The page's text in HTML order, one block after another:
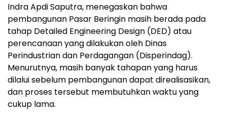
Indra Apdi Saputra, menegaskan bahwa
pembangunan Pasar Beringin masih berada pada
tahap Detailed Engineering Design (DED) atau
perencanaan yang dilakukan oleh Dinas
Perindustrian dan Perdagangan (Disperindag).
Menurutnya, masih banyak tahapan yang harus
dilalui sebelum pembangunan dapat direalisasikan,
dan proses tersebut membutuhkan waktu yang
cukup lama.